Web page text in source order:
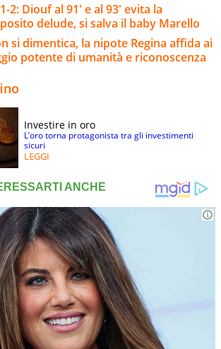
2: Diouf al 91' e al 93' evita la
delude, si salva il baby Marello
si dimentica, la nipote Regina affida ai
potente di umanità e riconoscenza
Investire in oro
L’oro torna protagonista tra gli investimenti
sicuri
LEGGI